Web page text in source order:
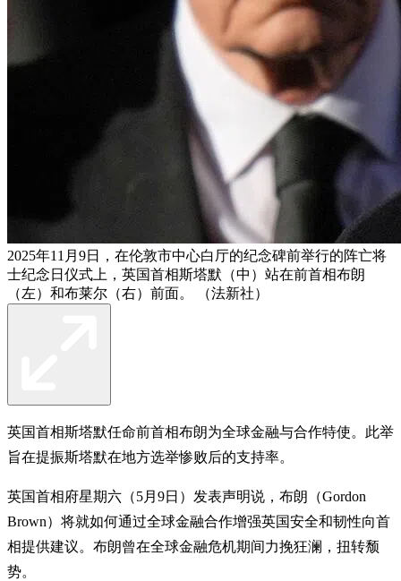
2025年11月9日，在伦敦市中心白厅的纪念碑前举行的阵亡将
士纪念日仪式上，英国首相斯塔默（中）站在前首相布朗
（左）和布莱尔（右）前面。 （法新社）
英国首相斯塔默任命前首相布朗为全球金融与合作特使。此举
旨在提振斯塔默在地方选举惨败后的支持率。
英国首相府星期六（5月9日）发表声明说，布朗（Gordon
Brown）将就如何通过全球金融合作增强英国安全和韧性向首
相提供建议。布朗曾在全球金融危机期间力挽狂澜，扭转颓
势。